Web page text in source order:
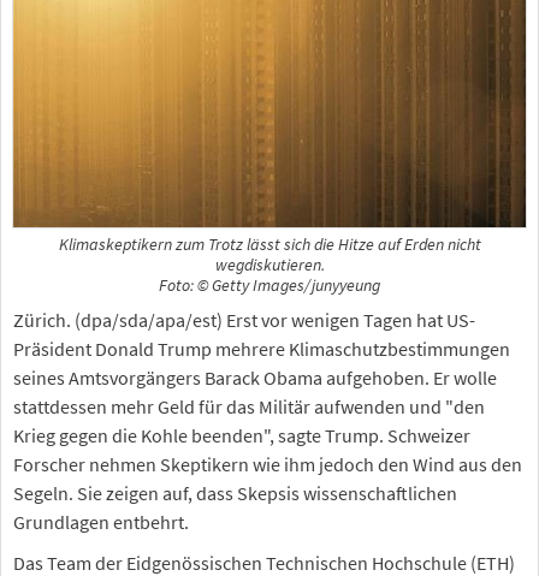
Klimaskeptikern zum Trotz lässt sich die Hitze auf Erden nicht
wegdiskutieren.
Foto: © Getty Images/junyyeung
Zürich. (dpa/sda/apa/est) Erst vor wenigen Tagen hat US-
Präsident Donald Trump mehrere Klimaschutzbestimmungen
seines Amtsvorgängers Barack Obama aufgehoben. Er wolle
stattdessen mehr Geld für das Militär aufwenden und "den
Krieg gegen die Kohle beenden", sagte Trump. Schweizer
Forscher nehmen Skeptikern wie ihm jedoch den Wind aus den
Segeln. Sie zeigen auf, dass Skepsis wissenschaftlichen
Grundlagen entbehrt.
Das Team der Eidgenössischen Technischen Hochschule (ETH)